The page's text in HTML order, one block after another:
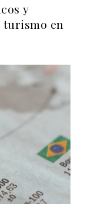
y
turismo en